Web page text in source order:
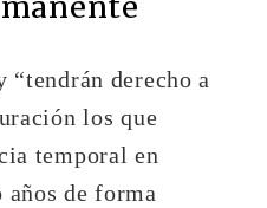
“tendrán derecho a
los que
temporal en
años de forma